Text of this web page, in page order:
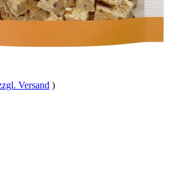
Versand )